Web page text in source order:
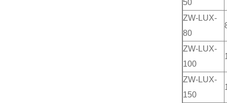
50
ZW-LUX-
80
ZW-LUX-
100
ZW-LUX-
150